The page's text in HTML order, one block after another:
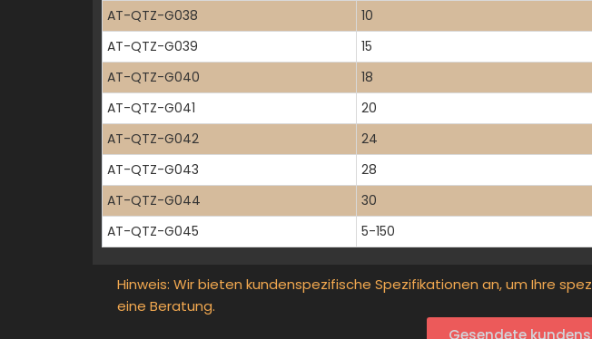
AT-QTZ-G038
10
AT-QTZ-G039
15
AT-QTZ-G040
18
AT-QTZ-G041
20
AT-QTZ-G042
24
AT-QTZ-G043
28
AT-QTZ-G044
30
AT-QTZ-G045
5-150
Hinweis: Wir bieten kundenspezifische Spezifikationen an, um Ihre
eine Beratung.
Gesendete